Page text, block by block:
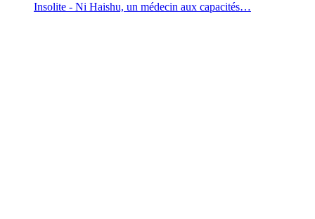
Insolite - Ni Haishu, un médecin aux capacités…